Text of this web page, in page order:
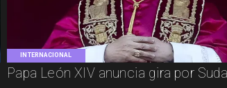
INTERNACIONAL
Papa León XIV anuncia gira por